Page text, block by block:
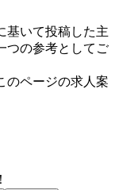
基いて投稿した主
つの参考としてご
のページの求人案